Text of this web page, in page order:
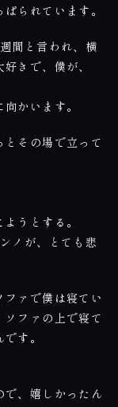
られています。
週間と言われ、横
きで、僕が、
かいます。
とその場で立って
うとする。
ノが、とても悲
ァで僕は寝てい
ソファの上で寝て
す。
で、嬉しかったん